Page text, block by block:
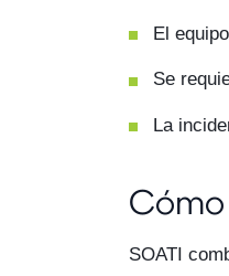
El
Se
La
SOATI